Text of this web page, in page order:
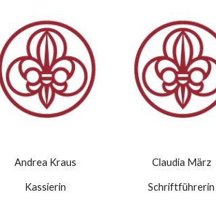
Andrea Kraus
Kassierin
Claudia März
Schriftführerin